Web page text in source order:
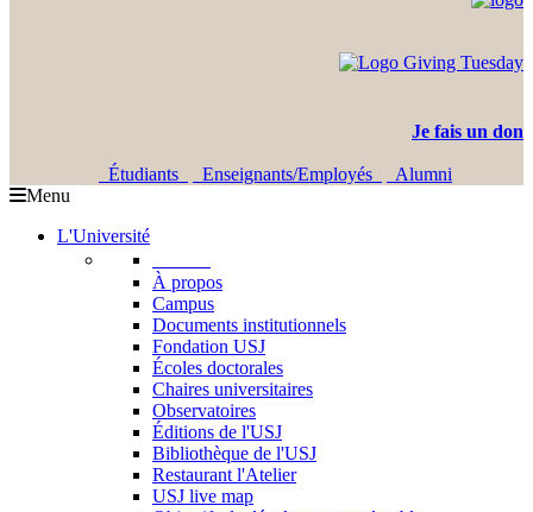
Je fais un don
Étudiants Enseignants/Employés
Alumni
Menu
L'Université
À propos
Campus
Documents institutionnels
Fondation USJ
Écoles doctorales
Chaires universitaires
Observatoires
Éditions de l'USJ
Bibliothèque de l'USJ
Restaurant l'Atelier
USJ live map